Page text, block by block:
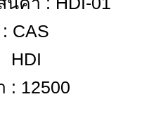
CAS
HDI
: 12500